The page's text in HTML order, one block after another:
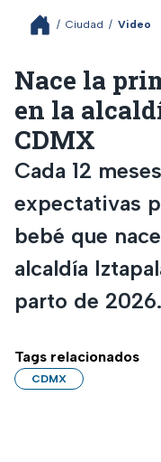
/ Ciudad / Video
Nace la
en la
CDMX
Cada 12
expectativas
bebé que
alcaldía
parto de 2026.
Tags relacionados
CDMX